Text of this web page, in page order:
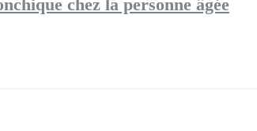
chez la personne âgée